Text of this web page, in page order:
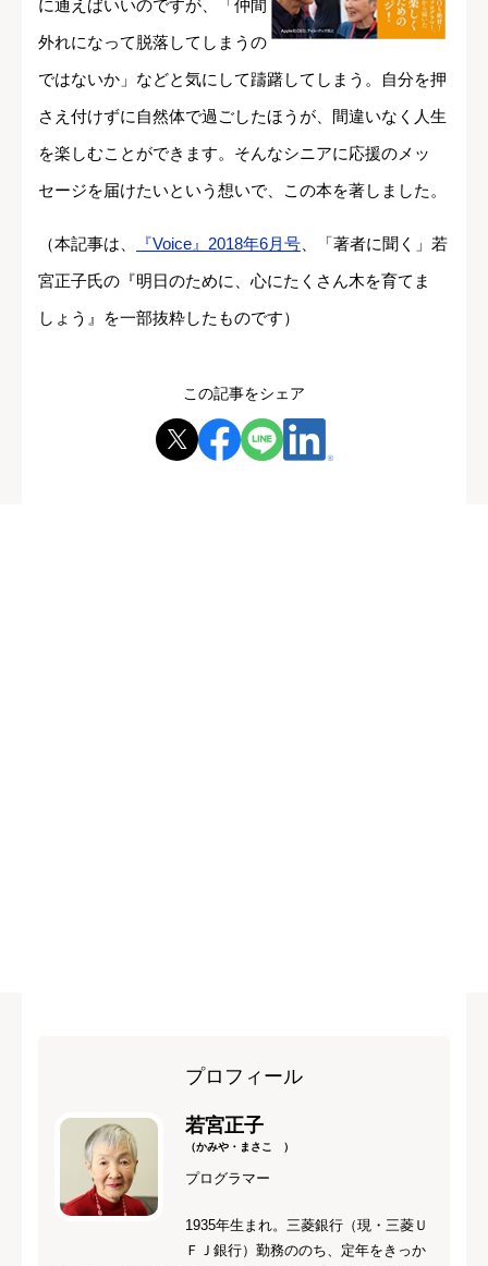
に通えばいいのですが、「仲間
外れになって脱落してしまうの
ではないか」などと気にして躊躇してしまう。自分を押
さえ付けずに自然体で過ごしたほうが、間違いなく人生
を楽しむことができます。そんなシニアに応援のメッ
セージを届けたいという想いで、この本を著しました。
（本記事は、 『Voice』2018年6月号、「著者に聞く」若
宮正子氏の『明日のために、心にたくさん木を育てま
しょう』を一部抜粋したものです）
この記事をシェア
プロフィール
若宮正子
（かみや・まさこ ）
プログラマー
1935年生まれ。三菱銀行（現・三菱Ｕ
ＦＪ銀行）勤務ののち、定年をきっか